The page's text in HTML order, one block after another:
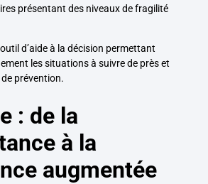
présentant des niveaux de fragilité
d’aide à la décision permettant
les situations à suivre de près et
prévention.
: de la
à la
augmentée